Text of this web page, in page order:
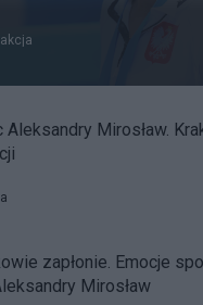
Aleksandry Mirosław.
zapłonie. Emocje
Mirosław